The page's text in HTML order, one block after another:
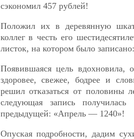
сэкономил 457 рублей!
Положил их в деревянную
коллег в честь его
листок, на котором было
Появившаяся цель вдохновила,
здоровее, свежее, бодрее и
решил отказаться от половины
следующая запись получилась
предыдущей: «Апрель — 1240»!
Опуская подробности, дадим